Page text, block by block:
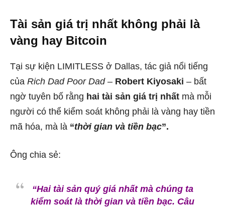
Tài sản giá trị nhất không phải là
vàng hay Bitcoin
Tại sự kiện LIMITLESS ở Dallas, tác giả nổi tiếng
của Rich Dad Poor Dad– Robert Kiyosaki – bất
ngờ tuyên bố rằng hai tài sản giá trị nhất mà mỗi
người có thể kiểm soát không phải là vàng hay tiền
mã hóa, mà là “thời gian và tiền bạc”.
Ông chia sẻ:
“Hai tài sản quý giá nhất mà chúng ta
kiểm soát là thời gian và tiền bạc. Câu